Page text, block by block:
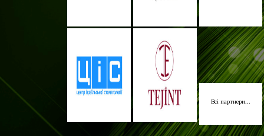
Всі партнери...